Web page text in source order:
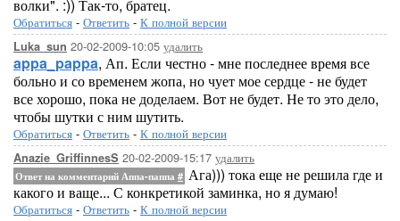
волки". :)) Так-то, братец.
Обратиться - Ответить - К полной версии
Luka_sun 20-02-2009-10:05 удалить
appa_pappa, Ап. Если честно - мне последнее время все
больно и со временем жопа, но чует мое сердце - не будет
все хорошо, пока не доделаем. Вот не будет. Не то это дело,
чтобы шутки с ним шутить.
Обратиться - Ответить - К полной версии
Anazie_GriffinnesS 20-02-2009-15:17 удалить
Ответ на комментарий Аппа-паппа # Ага))) тока еще не решила где и
какого и ваще... С конкретикой заминка, но я думаю!
Обратиться - Ответить - К полной версии